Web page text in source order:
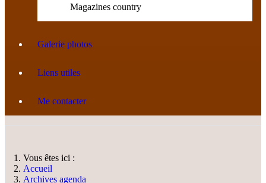
Magazines country
Galerie photos
Liens utiles
Me contacter
Vous êtes ici :
Accueil
Archives agenda